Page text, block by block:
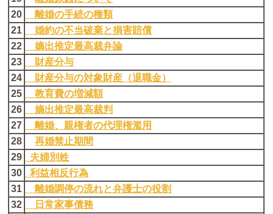
20
離婚の手続の種類
21
婚約の不当破棄と損害賠償
22
嫡出推定最高裁弁論
23
財産分与
24
財産分与の対象財産（退職金）
25
教育費の増減額
26
嫡出推定最高裁判
27
離婚、親権者の代理権濫用
28
再婚禁止期間
29
夫婦別姓
30
利益相反行為
31
離婚調停の流れと弁護士の役割
32
日常家事債務